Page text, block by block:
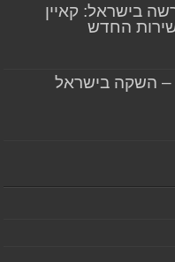
בישראל: קאיין
החדש